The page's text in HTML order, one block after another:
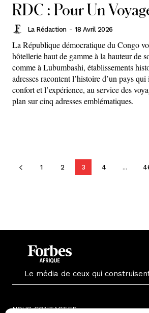
RDC : Pour Un
La Rédaction - 18 Avril 2026
La République démocratique du Congo
hôtellerie haut de gamme à la hauteur de
comme à Lubumbashi, établissements
adresses racontent l’histoire d’un pays
confort et l’expérience, au service des
plan sur cinq adresses emblématiques.
1 2 3 4 ...
Le média de ceux qui
NOUS CONTACTER